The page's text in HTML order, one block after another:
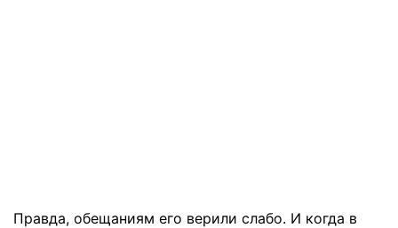
Правда, обещаниям его верили слабо. И когда в